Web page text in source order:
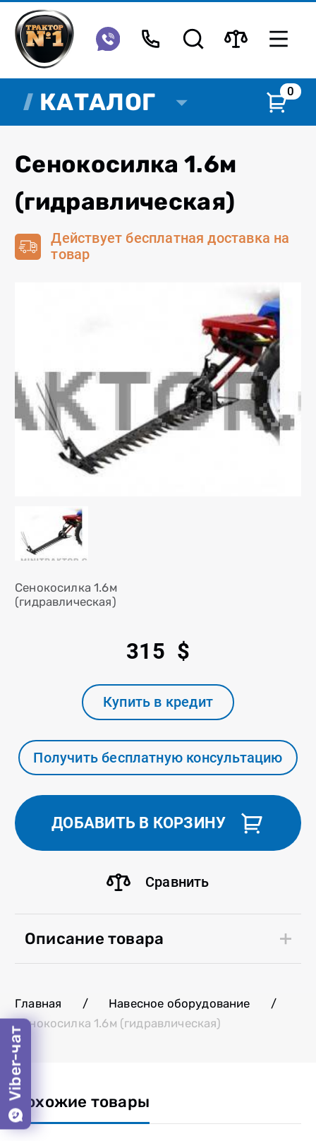
КАТАЛОГ 0
Сенокосилка 1.6м
(гидравлическая)
Действует бесплатная доставка на
товар
Сенокосилка 1.6м
(гидравлическая)
315 $
Купить в кредит
Получить бесплатную консультацию
ДОБАВИТЬ В КОРЗИНУ
Сравнить
Описание товара
Главная / Навесное оборудование
/
Сенокосилка 1.6м (гидравлическая)
Похожие товары
Viber-чат